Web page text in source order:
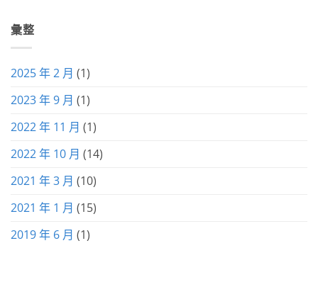
彙整
2025 年 2 月 (1)
2023 年 9 月 (1)
2022 年 11 月 (1)
2022 年 10 月 (14)
2021 年 3 月 (10)
2021 年 1 月 (15)
2019 年 6 月 (1)